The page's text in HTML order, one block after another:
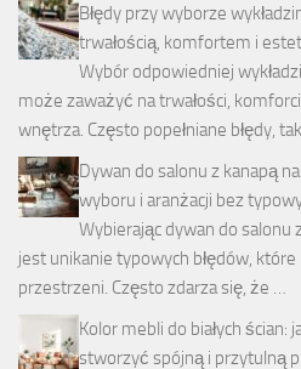
Błędy przy wyborze
trwałością, komfortem i
Wybór odpowiedniej
może zaważyć na trwałości,
wnętrza. Często popełniane błędy,
Dywan do salonu z kanapą
wyboru i aranżacji bez
Wybierając dywan do salonu
jest unikanie typowych błędów,
przestrzeni. Często zdarza się, że …
Kolor mebli do białych ścian:
stworzyć spójną i przytulną